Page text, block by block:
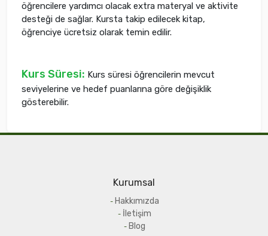
öğrencilere yardımcı olacak extra materyal ve aktivite
desteği de sağlar. Kursta takip edilecek kitap,
öğrenciye ücretsiz olarak temin edilir.
Kurs Süresi: Kurs süresi öğrencilerin mevcut
seviyelerine ve hedef puanlarına göre değişiklik
gösterebilir.
Kurumsal
Hakkımızda
İletişim
Blog